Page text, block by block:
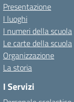
Presentazione
I luoghi
I numeri della scuola
Le carte della scuola
Organizzazione
La storia
I Servizi